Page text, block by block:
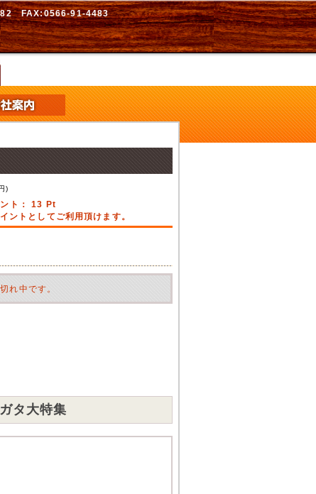
FAX:0566-91-4483
)
ント：13 Pt
ントとしてご利用頂けます。
れ中です。
タ大特集